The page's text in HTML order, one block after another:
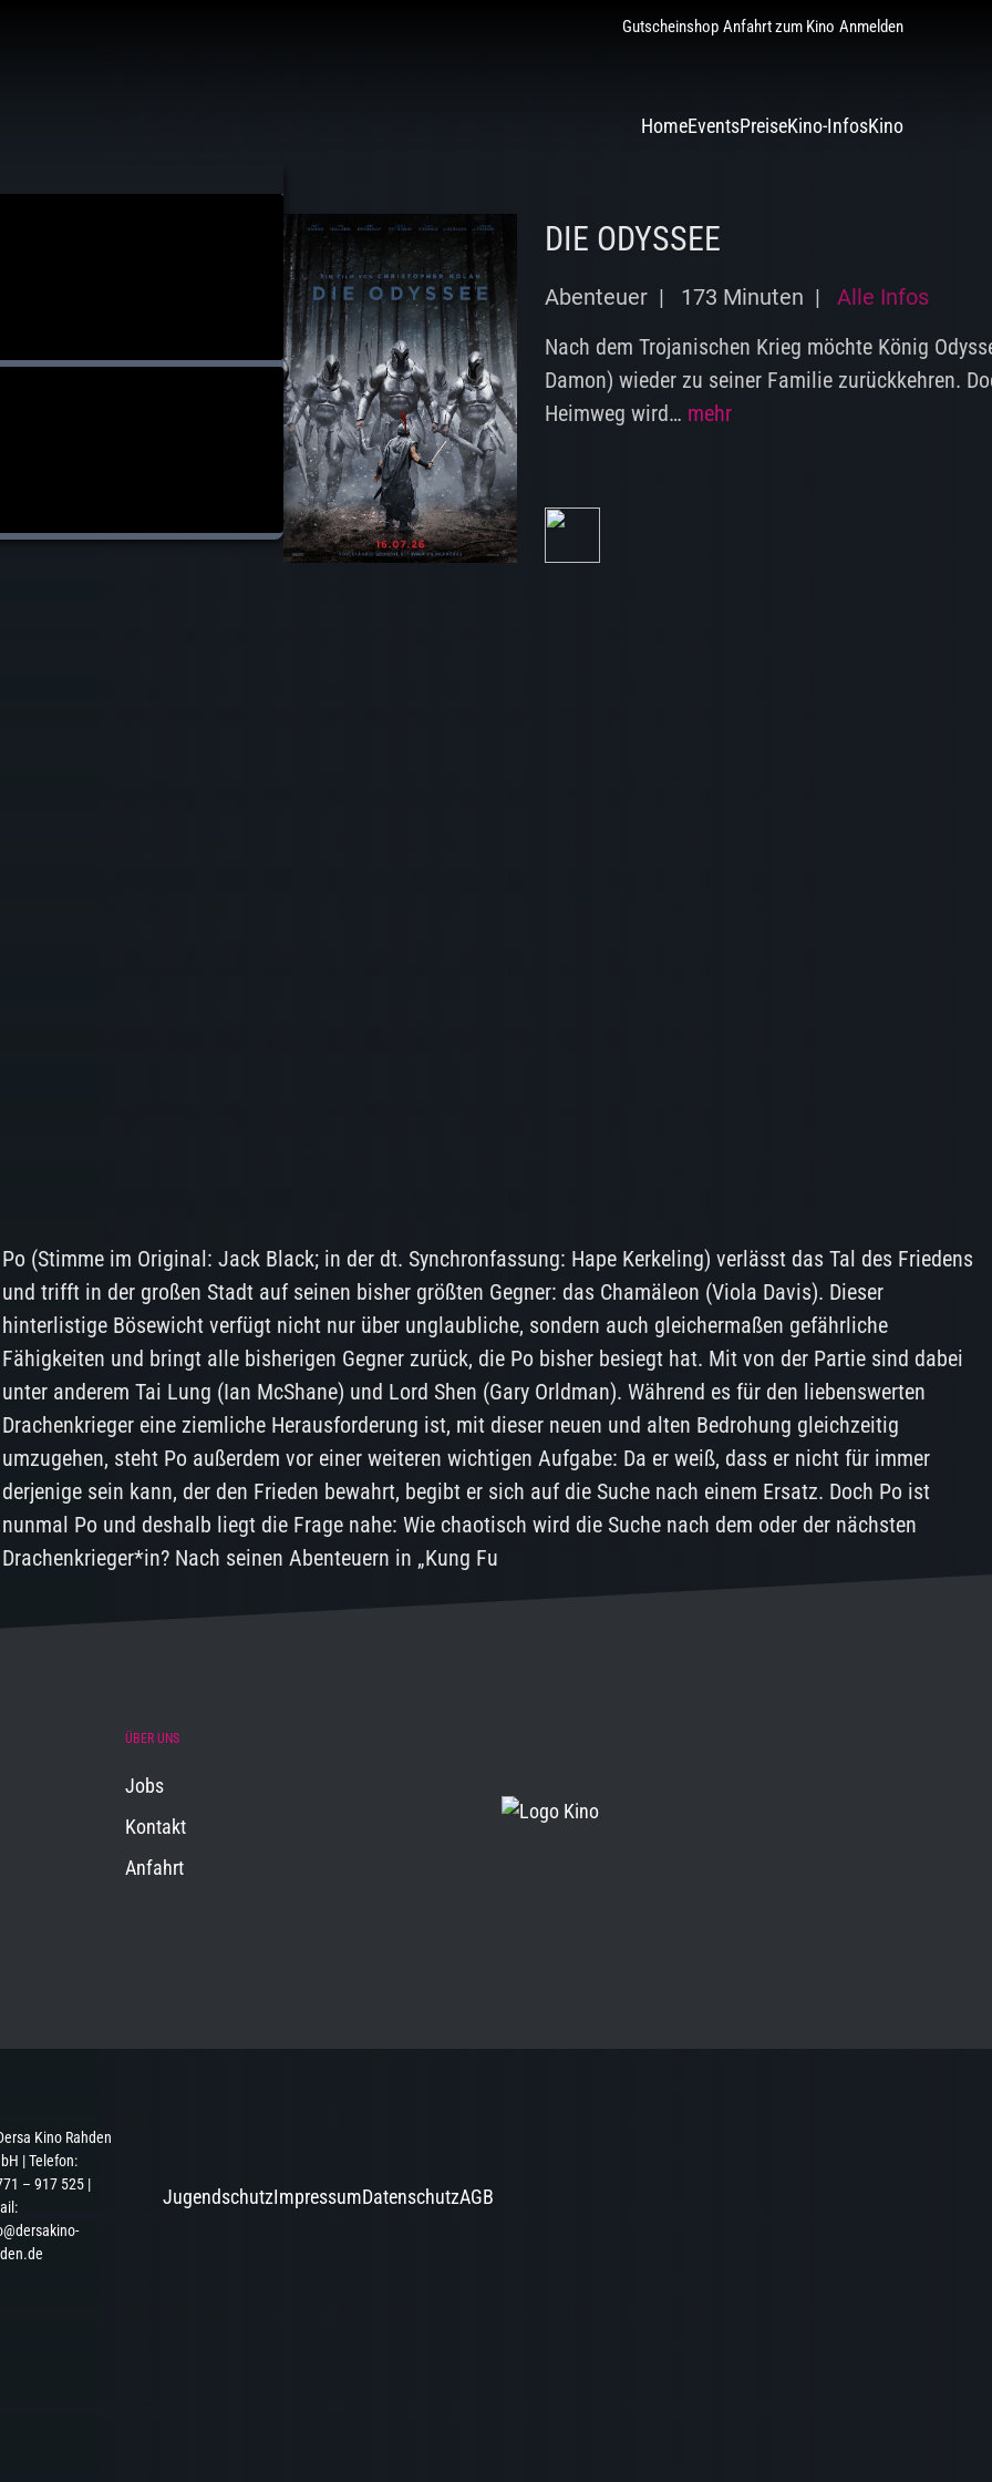
Gutscheinshop Anfahrt zum Kino Anmelden
HomeEventsPreiseKino-InfosKino
DIE ODYSSEE
Abenteuer | 173 Minuten | Alle Infos
Nach dem Trojanischen Krieg möchte König
Damon) wieder zu seiner Familie zurückkehren.
Heimweg wird… mehr
Po (Stimme im Original: Jack Black; in der dt. Synchronfassung: Hape Kerkeling) verlässt das Tal des Friedens
und trifft in der großen Stadt auf seinen bisher größten Gegner: das Chamäleon (Viola Davis). Dieser
hinterlistige Bösewicht verfügt nicht nur über unglaubliche, sondern auch gleichermaßen gefährliche
Fähigkeiten und bringt alle bisherigen Gegner zurück, die Po bisher besiegt hat. Mit von der Partie sind dabei
unter anderem Tai Lung (Ian McShane) und Lord Shen (Gary Orldman). Während es für den liebenswerten
Drachenkrieger eine ziemliche Herausforderung ist, mit dieser neuen und alten Bedrohung gleichzeitig
umzugehen, steht Po außerdem vor einer weiteren wichtigen Aufgabe: Da er weiß, dass er nicht für immer
derjenige sein kann, der den Frieden bewahrt, begibt er sich auf die Suche nach einem Ersatz. Doch Po ist
nunmal Po und deshalb liegt die Frage nahe: Wie chaotisch wird die Suche nach dem oder der nächsten
Drachenkrieger*in? Nach seinen Abenteuern in „Kung Fu
ÜBER UNS
Jobs
Kontakt
Anfahrt
Kino Rahden
| Telefon:
– 917 525 |
JugendschutzImpressumDatenschutzAGB